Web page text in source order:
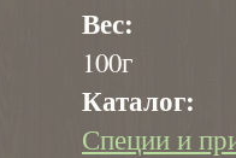
Вес:
100г
Каталог:
Специи и